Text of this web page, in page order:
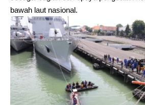
bawah laut nasional.